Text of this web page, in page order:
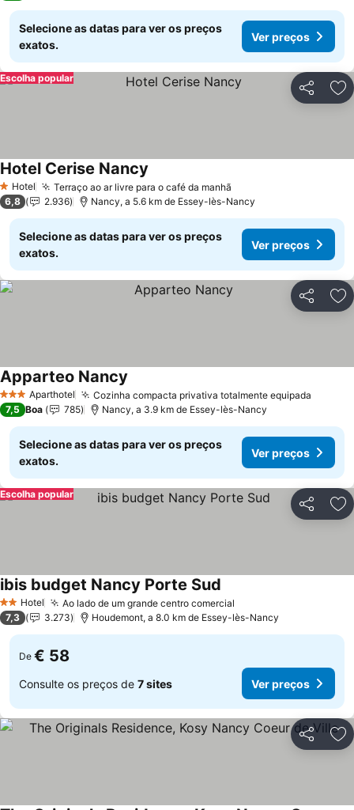
Selecione as datas para ver os preços
exatos.
Ver preços
Partilhar
Escolha popular
1 Estrelas
Hotel Terraço ao ar livre para o café da manhã
Hotel Cerise Nancy
6,8 2.936 Nancy, a 5.6 km de Essey-lès-Nancy
Selecione as datas para ver os preços
exatos.
Ver preços
Partilhar
3 EstrelasAparthotel Cozinha compacta privativa totalmente equipada
Apparteo Nancy
7,5 Boa 785 Nancy, a 3.9 km de Essey-lès-Nancy
Selecione as datas para ver os preços
exatos.
Ver preços
Partilhar
Escolha popular
2 Estrelas
Hotel Ao lado de um grande centro comercial
ibis budget Nancy Porte Sud
7,3 3.273 Houdemont, a 8.0 km de Essey-lès-Nancy
De € 58
Consulte os preços de 7 sites Ver preços
Partilhar